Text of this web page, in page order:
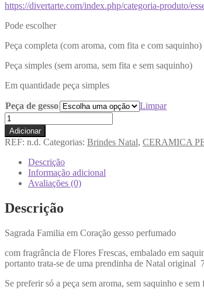
https://divertarte.com/index.php/categoria-produto/
Pode escolher
Peça completa (com aroma, com fita e com saquinho)
Peça simples (sem aroma, sem fita e sem saquinho)
Em quantidade peça simples
Peça de gesso Limpar
Adicionar
REF: n.d. Categorias: Brindes Natal, CERAMICA
Descrição
Informação adicional
Avaliações (0)
Descrição
Sagrada Familia em Coração gesso perfumado
com fragrância de Flores Frescas, embalado em
portanto trata-se de uma prendinha de Natal original
Se preferir só a peça sem aroma, sem saquinho e